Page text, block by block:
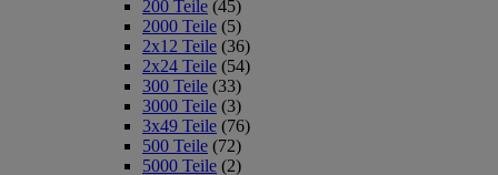
200 Teile (45)
2000 Teile (5)
2x12 Teile (36)
2x24 Teile (54)
300 Teile (33)
3000 Teile (3)
3x49 Teile (76)
500 Teile (72)
5000 Teile (2)